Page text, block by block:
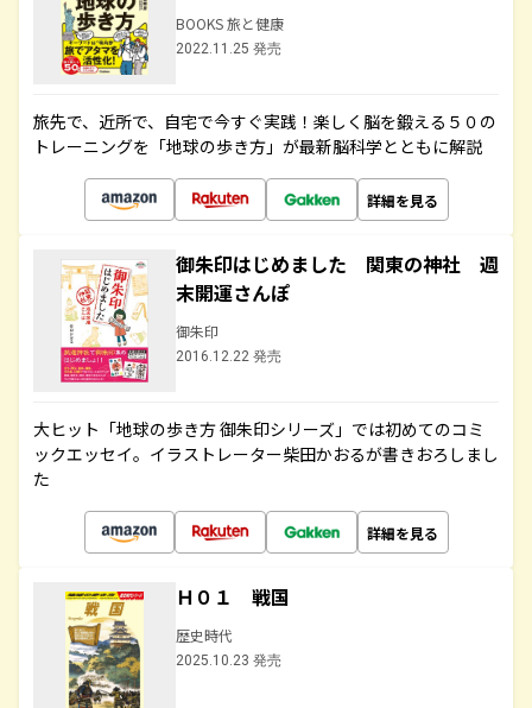
BOOKS 旅と健康
2022.11.25 発売
旅先で、近所で、自宅で今すぐ実践！楽しく脳を鍛える５０の
トレーニングを「地球の歩き方」が最新脳科学とともに解説
詳細を見る
御朱印はじめました 関東の神社 週
末開運さんぽ
御朱印
2016.12.22 発売
大ヒット「地球の歩き方 御朱印シリーズ」では初めてのコミ
ックエッセイ。イラストレーター柴田かおるが書きおろしまし
た
詳細を見る
Ｈ０１ 戦国
歴史時代
2025.10.23 発売